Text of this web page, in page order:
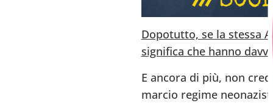
Dopotutto, se la stessa
significa che hanno
E ancora di più, non
marcio regime